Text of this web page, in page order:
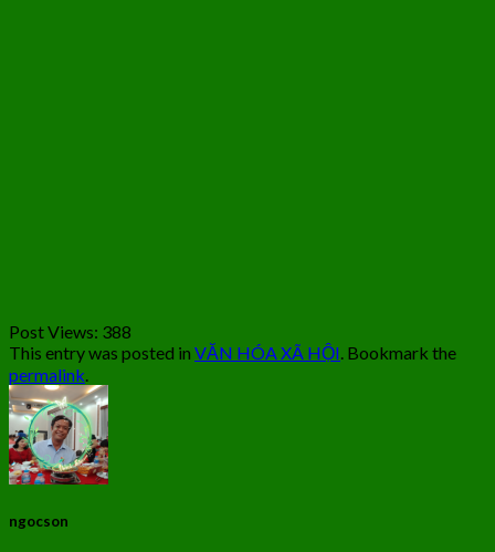
Post Views: 388
This entry was posted in VĂN HÓA XÃ HỘI . Bookmark the
permalink
ngocson